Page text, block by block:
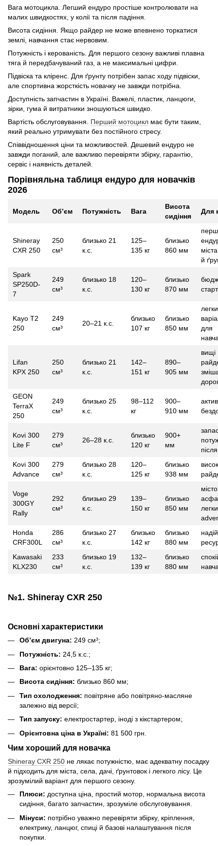
Вага мотоцикла. Легший ендуро простіше контролювати на
малих швидкостях, у колії та після падіння.
Висота сидіння. Якщо райдер не може впевнено торкатися
землі, навчання стає нервовим.
Потужність і керованість. Для першого сезону важливі плавна
тяга й передбачуваний газ, а не максимальні цифри.
Підвіска та кліренс. Для ґрунту потрібен запас ходу підвіски,
але спортивна жорсткість новачку не завжди потрібна.
Доступність запчастин в Україні. Важелі, пластик, ланцюги,
зірки, гума й витратники зношуються швидко.
Вартість обслуговування. Перший мотоцикл має бути таким,
який реально утримувати без постійного стресу.
Співвідношення ціни та можливостей. Дешевий ендуро не
завжди поганий, але важливо перевіряти збірку, гарантію,
сервіс і наявність деталей.
Порівняльна таблиця ендуро для новачків
2026
Модель Об’єм Потужність Вага
Висота
сидіння
Для
Shineray
CXR 250
250
см³
близько 21
к.с.
125–
135 кг
близько
860 мм
й
Spark
SP250D-
7
249
см³
близько 18
к.с.
120–
130 кг
близько
870 мм
старт
Kayo T2
250
249
см³
20–21 к.с.
близько
107 кг
близько
850 мм
для
Lifan
KPX 250
250
см³
близько 21
к.с.
142–
151 кг
890–
905 мм
вищі
GEON
TerraX
250
249
см³
близько 25
к.с.
98–112
кг
900–
910 мм
Kovi 300
Lite F
279
см³
26–28 к.с.
близько
120 кг
900+
мм
Kovi 300
Advance
279
см³
близько 28
к.с.
120–
125 кг
близько
938 мм
Voge
300GY
Rally
292
см³
близько 29
к.с.
139–
150 кг
близько
850 мм
Honda
CRF300L
286
см³
близько 27
к.с.
близько
142 кг
близько
880 мм
Kawasaki
KLX230
233
см³
близько 19
к.с.
132–
139 кг
близько
880 мм
№1. Shineray CXR 250
Основні характеристики
Об’єм двигуна: 249 см³;
Потужність: 24,5 к.с.;
Вага: орієнтовно 125–135 кг;
Висота сидіння: близько 860 мм;
Тип охолодження: повітряне або повітряно-масляне
залежно від версії;
Тип запуску: електростартер, іноді з кікстартером;
Орієнтовна ціна в Україні: 81 500 грн.
Чим хороший для новачка
Shineray CXR 250 не лякає потужністю, має адекватну посадку
й підходить для міста, села, дачі, ґрунтовок і легкого лісу. Це
зрозумілий варіант для першого сезону.
Плюси: доступна ціна, простий мотор, нормальна висота
сидіння, багато запчастин, зрозуміле обслуговування.
Мінуси: потрібно уважно перевіряти збірку, кріплення,
електрику, ланцюг, спиці й базові налаштування після
покупки.